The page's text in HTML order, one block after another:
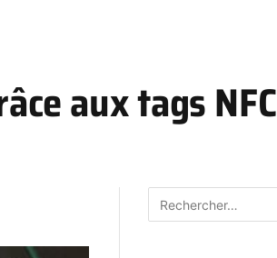
aux tags NFC